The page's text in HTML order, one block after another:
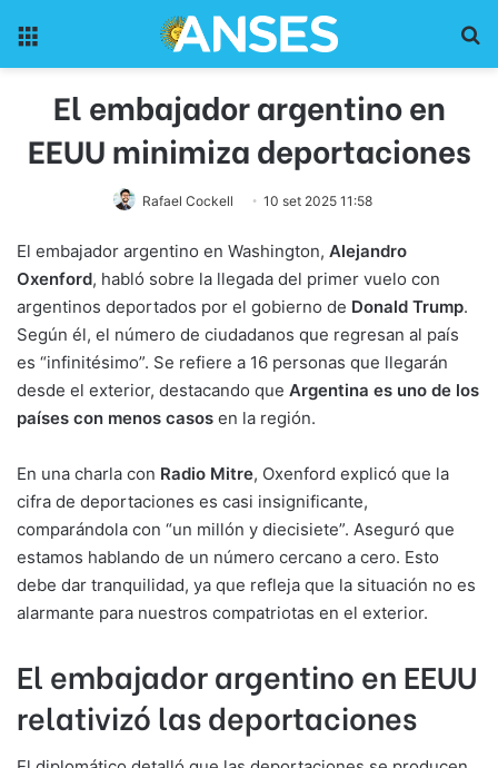
El embajador argentino en
EEUU minimiza deportaciones
Rafael Cockell 10 set 2025 11:58
El embajador argentino en Washington, Alejandro
Oxenford, habló sobre la llegada del primer vuelo con
argentinos deportados por el gobierno de Donald Trump.
Según él, el número de ciudadanos que regresan al país
es “infinitésimo”. Se refiere a 16 personas que llegarán
desde el exterior, destacando que Argentina es uno de los
países con menos casos en la región.
En una charla con Radio Mitre, Oxenford explicó que la
cifra de deportaciones es casi insignificante,
comparándola con “un millón y diecisiete”. Aseguró que
estamos hablando de un número cercano a cero. Esto
debe dar tranquilidad, ya que refleja que la situación no es
alarmante para nuestros compatriotas en el exterior.
El embajador argentino en EEUU
relativizó las deportaciones